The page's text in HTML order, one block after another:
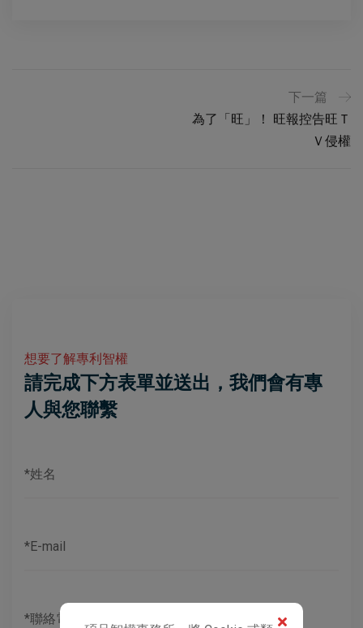
下一篇
為了「旺」！ 旺報控告旺Ｔ
Ｖ侵權
想要了解專利智權
請完成下方表單並送出，我們會有專
人與您聯繫